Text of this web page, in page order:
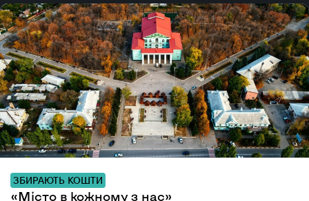
ЗБИРАЮТЬ КОШТИ
«Місто в кожному з нас»